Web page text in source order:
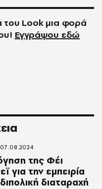
του Look μια φορά
Εγγράψου εδώ
της Φέι
για την εμπειρία
διαταραχή
07.08.2024